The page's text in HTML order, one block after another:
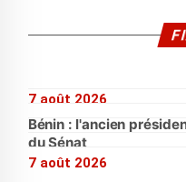
7 août 2026
Bénin : l'ancien
du Sénat
7 août 2026